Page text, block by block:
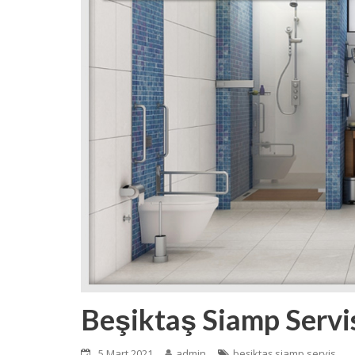
Beşiktaş Siamp